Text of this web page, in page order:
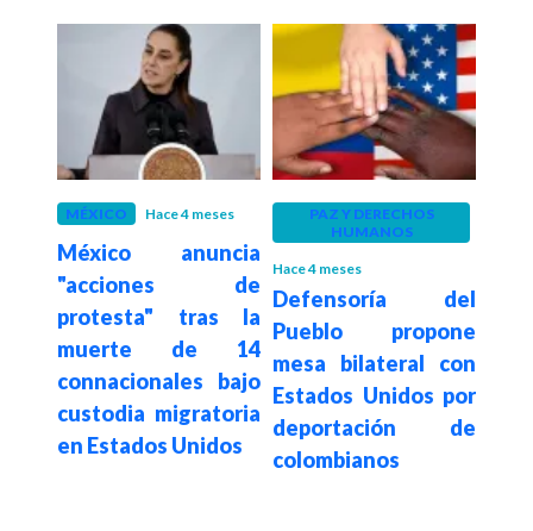
MÉXICO Hace 4 meses
México anuncia
"acciones de
protesta" tras la
muerte de 14
connacionales bajo
custodia migratoria
en Estados Unidos
PAZ Y DERECHOS
HUMANOS
Hace 4 meses
Defensoría del
Pueblo propone
mesa bilateral con
Estados Unidos por
deportación de
colombianos